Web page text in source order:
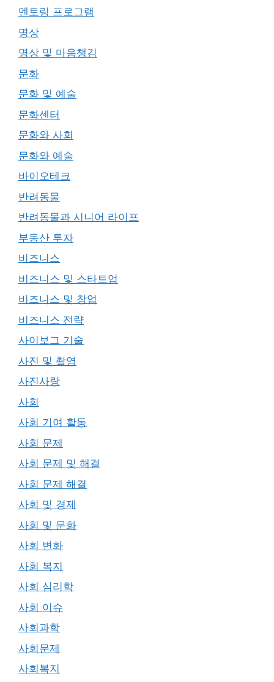
멘토링 프로그램
명상
명상 및 마음챙김
문화
문화 및 예술
문화센터
문화와 사회
문화와 예술
바이오테크
반려동물
반려동물과 시니어 라이프
부동산 투자
비즈니스
비즈니스 및 스타트업
비즈니스 및 창업
비즈니스 전략
사이보그 기술
사진 및 촬영
사진사랑
사회
사회 기여 활동
사회 문제
사회 문제 및 해결
사회 문제 해결
사회 및 경제
사회 및 문화
사회 변화
사회 복지
사회 심리학
사회 이슈
사회과학
사회문제
사회복지